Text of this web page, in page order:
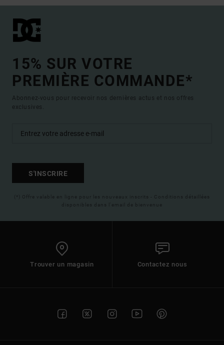
15% SUR VOTRE
PREMIÈRE COMMANDE*
Abonnez-vous pour recevoir nos dernières actus et nos offres
exclusives.
S'INSCRIRE
(*) Offre valable en ligne pour les nouveaux inscrits - Conditions détaillées
disponibles dans l'email de bienvenue
Trouver un magasin Contactez nous